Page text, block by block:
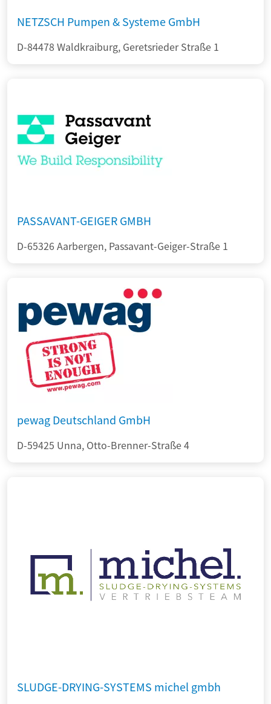
NETZSCH Pumpen & Systeme GmbH
D-84478 Waldkraiburg, Geretsrieder Straße 1
PASSAVANT-GEIGER GMBH
D-65326 Aarbergen, Passavant-Geiger-Straße 1
pewag Deutschland GmbH
D-59425 Unna, Otto-Brenner-Straße 4
SLUDGE-DRYING-SYSTEMS michel gmbh